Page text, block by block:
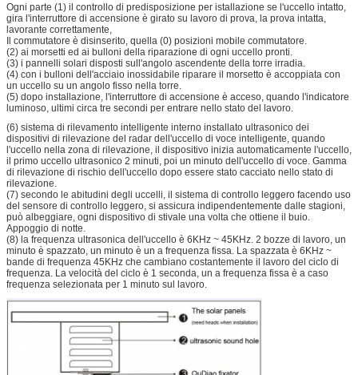
Ogni parte (1) il controllo di predisposizione per istallazione se l'uccello intatto,
gira l'interruttore di accensione è girato su lavoro di prova, la prova intatta,
lavorante correttamente,
Il commutatore è disinserito, quella (0) posizioni mobile commutatore.
(2) ai morsetti ed ai bulloni della riparazione di ogni uccello pronti.
(3) i pannelli solari disposti sull'angolo ascendente della torre irradia.
(4) con i bulloni dell'acciaio inossidabile riparare il morsetto è accoppiata con
un uccello su un angolo fisso nella torre.
(5) dopo installazione, l'interruttore di accensione è acceso, quando l'indicatore
luminoso, ultimi circa tre secondi per entrare nello stato del lavoro.
(6) sistema di rilevamento intelligente interno installato ultrasonico dei
dispositivi di rilevazione del radar dell'uccello di voce intelligente, quando
l'uccello nella zona di rilevazione, il dispositivo inizia automaticamente l'uccello,
il primo uccello ultrasonico 2 minuti, poi un minuto dell'uccello di voce. Gamma
di rilevazione di rischio dell'uccello dopo essere stato cacciato nello stato di
rilevazione.
(7) secondo le abitudini degli uccelli, il sistema di controllo leggero facendo uso
del sensore di controllo leggero, si assicura indipendentemente dalle stagioni,
può albeggiare, ogni dispositivo di stivale una volta che ottiene il buio.
Appoggio di notte.
(8) la frequenza ultrasonica dell'uccello è 6KHz ~ 45KHz. 2 bozze di lavoro, un
minuto è spazzato, un minuto è un a frequenza fissa. La spazzata è 6KHz ~
bande di frequenza 45KHz che cambiano costantemente il lavoro del ciclo di
frequenza. La velocità del ciclo è 1 seconda, un a frequenza fissa è a caso
frequenza selezionata per 1 minuto sul lavoro.